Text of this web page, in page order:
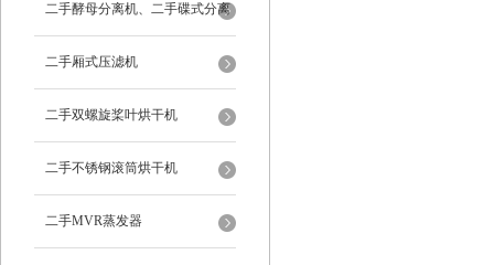
二手酵母分离机、二手碟式分离
机
二手厢式压滤机
二手双螺旋桨叶烘干机
二手不锈钢滚筒烘干机
二手MVR蒸发器